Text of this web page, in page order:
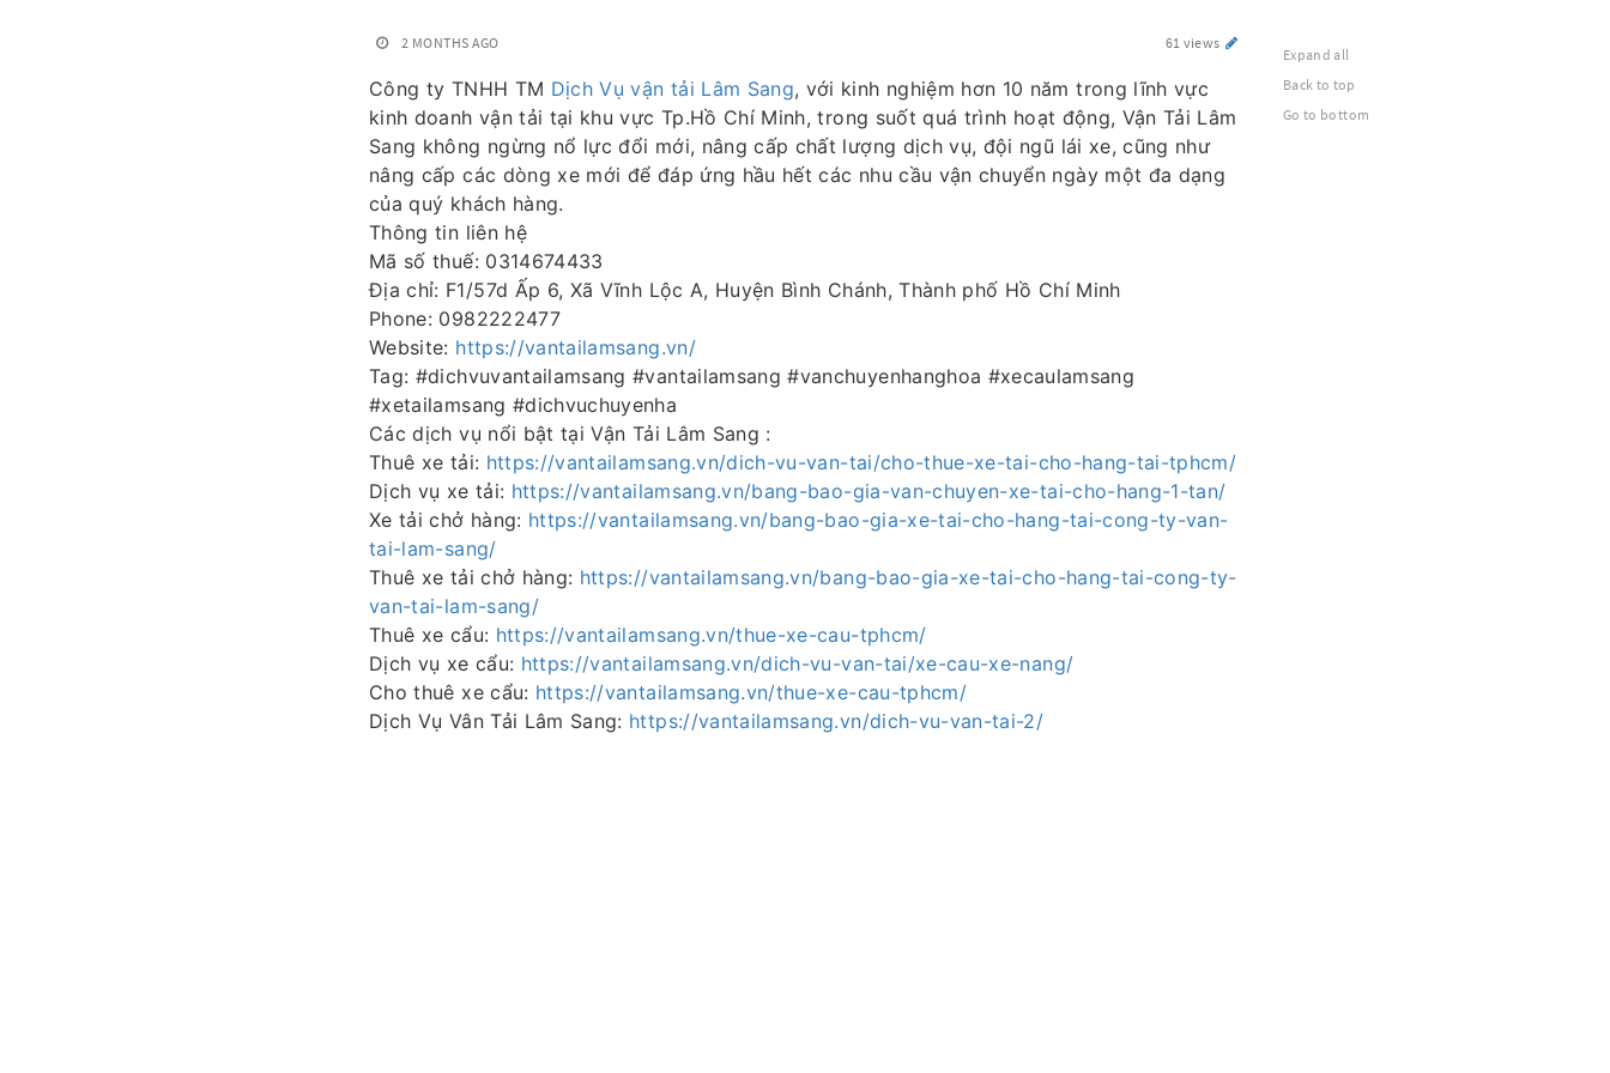
2 MONTHS AGO 61 views
Công ty TNHH TM Dịch Vụ vận tải Lâm Sang, với kinh nghiệm hơn 10 năm trong lĩnh vực
kinh doanh vận tải tại khu vực Tp.Hồ Chí Minh, trong suốt quá trình hoạt động, Vận Tải Lâm
Sang không ngừng nổ lực đổi mới, nâng cấp chất lượng dịch vụ, đội ngũ lái xe, cũng như
nâng cấp các dòng xe mới để đáp ứng hầu hết các nhu cầu vận chuyển ngày một đa dạng
của quý khách hàng.
Thông tin liên hệ
Mã số thuế: 0314674433
Địa chỉ: F1/57d Ấp 6, Xã Vĩnh Lộc A, Huyện Bình Chánh, Thành phố Hồ Chí Minh
Phone: 0982222477
Website: https://vantailamsang.vn/
Tag: #dichvuvantailamsang #vantailamsang #vanchuyenhanghoa #xecaulamsang
#xetailamsang #dichvuchuyenha
Các dịch vụ nổi bật tại Vận Tải Lâm Sang :
Thuê xe tải: https://vantailamsang.vn/dich-vu-van-tai/cho-thue-xe-tai-cho-hang-tai-tphcm/
Dịch vụ xe tải: https://vantailamsang.vn/bang-bao-gia-van-chuyen-xe-tai-cho-hang-1-tan/
Xe tải chở hàng: https://vantailamsang.vn/bang-bao-gia-xe-tai-cho-hang-tai-cong-ty-van-
tai-lam-sang/
Thuê xe tải chở hàng: https://vantailamsang.vn/bang-bao-gia-xe-tai-cho-hang-tai-cong-ty-
van-tai-lam-sang/
Thuê xe cẩu: https://vantailamsang.vn/thue-xe-cau-tphcm/
Dịch vụ xe cẩu: https://vantailamsang.vn/dich-vu-van-tai/xe-cau-xe-nang/
Cho thuê xe cẩu: https://vantailamsang.vn/thue-xe-cau-tphcm/
Dịch Vụ Vân Tải Lâm Sang: https://vantailamsang.vn/dich-vu-van-tai-2/
Expand all
Back to top
Go to bottom